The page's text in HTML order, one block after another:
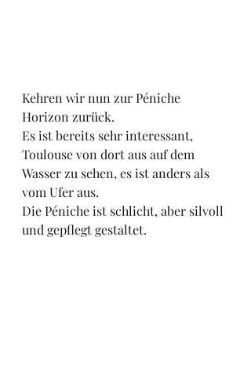
Kehren wir nun zur Péniche
Horizon zurück.
Es ist bereits sehr interessant,
Toulouse von dort aus auf dem
Wasser zu sehen, es ist anders als
vom Ufer aus.
Die Péniche ist schlicht, aber silvoll
und gepflegt gestaltet.